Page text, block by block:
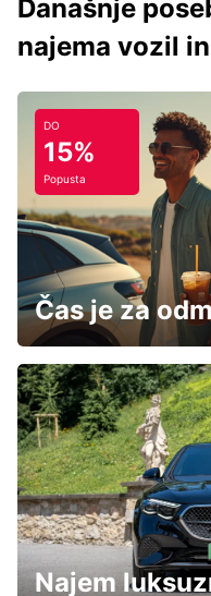
Današnje
najema vozil
DO
15%
Popusta
Čas je za
Najem